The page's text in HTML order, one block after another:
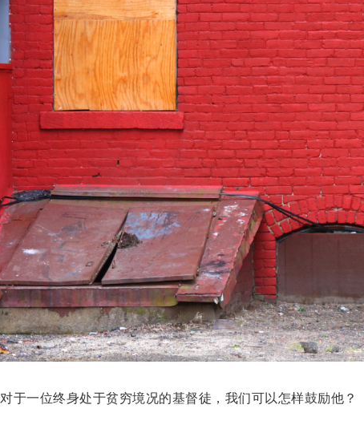
对于一位终身处于贫穷境况的基督徒，我们可以怎样鼓励他？